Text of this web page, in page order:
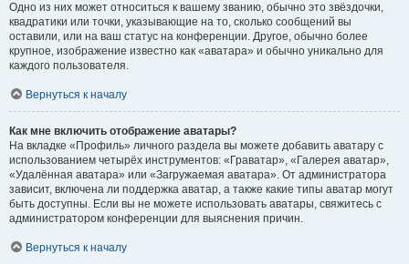
Одно из них может относиться к вашему званию, обычно это звёздочки,
квадратики или точки, указывающие на то, сколько сообщений вы
оставили, или на ваш статус на конференции. Другое, обычно более
крупное, изображение известно как «аватара» и обычно уникально для
каждого пользователя.
Вернуться к началу
Как мне включить отображение аватары?
На вкладке «Профиль» личного раздела вы можете добавить аватару с
использованием четырёх инструментов: «Граватар», «Галерея аватар»,
«Удалённая аватара» или «Загружаемая аватара». От администратора
зависит, включена ли поддержка аватар, а также какие типы аватар могут
быть доступны. Если вы не можете использовать аватары, свяжитесь с
администратором конференции для выяснения причин.
Вернуться к началу